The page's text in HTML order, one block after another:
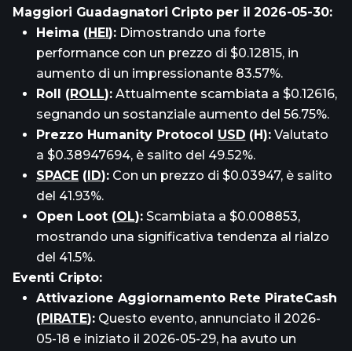
Maggiori Guadagnatori Cripto per il 2026-05-30:
Heima (HEI): Dimostrando una forte
performance con un prezzo di $0.12815, in
aumento di un impressionante 83.57%.
Roll (ROLL): Attualmente scambiata a $0.12616,
segnando un sostanziale aumento del 56.75%.
Prezzo Humanity Protocol USD (H): Valutato
a $0.38947694, è salito del 49.52%.
SPACE (ID):Con un prezzo di $0.03947, è salito
del 41.93%.
Open Loot (OL):Scambiata a $0.008853,
mostrando una significativa tendenza al rialzo
del 41.5%.
Eventi Cripto:
Attivazione Aggiornamento Rete PirateCash
(PIRATE):Questo evento, annunciato il 2026-
05-18 e iniziato il 2026-05-29, ha avuto un